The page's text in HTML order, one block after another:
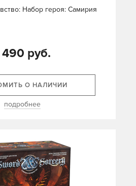
Набор героя: Самирия
490 руб.
О НАЛИЧИИ
подробнее